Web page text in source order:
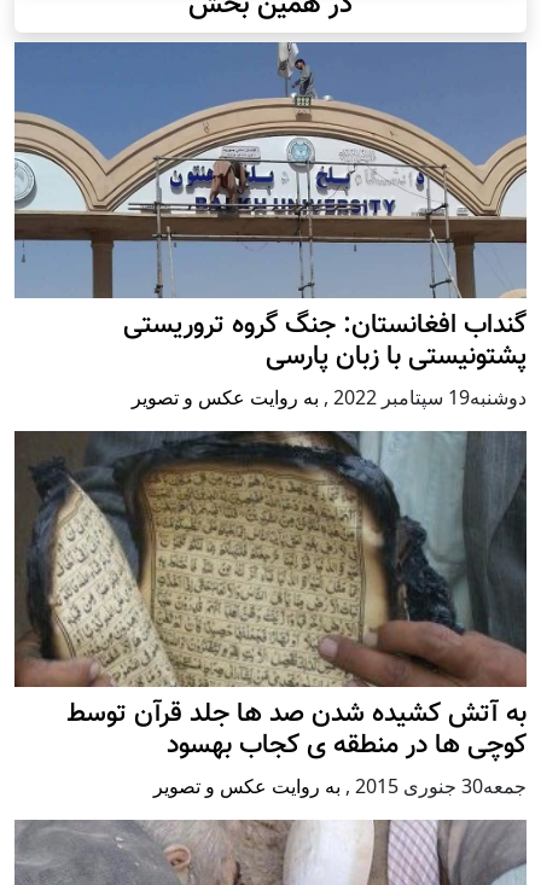
گنداب افغانستان: جنگ گروه تروریستی
پشتونیستی با زبان پارسی
دوشنبه19 سپتامبر 2022 , به روایت عکس و تصویر
به آتش کشیده شدن صد ها جلد قرآن توسط
کوچی ها در منطقه ی کجاب بهسود
جمعه30 جنوری 2015 , به روایت عکس و تصویر